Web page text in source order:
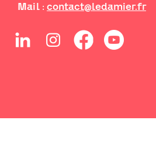
Mail : contact@ledamier.fr